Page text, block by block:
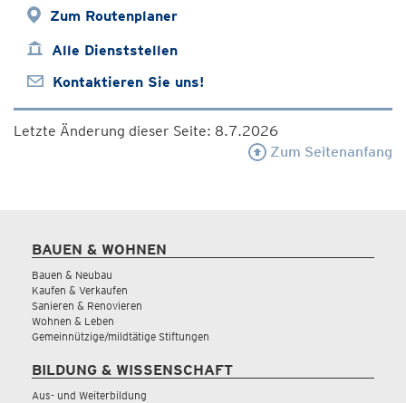
Zum Routenplaner
Alle Dienststellen
Kontaktieren Sie uns!
Letzte Änderung dieser Seite: 8.7.2026
Zum Seitenanfang
BAUEN & WOHNEN
Bauen & Neubau
Kaufen & Verkaufen
Sanieren & Renovieren
Wohnen & Leben
Gemeinnützige/mildtätige Stiftungen
BILDUNG & WISSENSCHAFT
Aus- und Weiterbildung